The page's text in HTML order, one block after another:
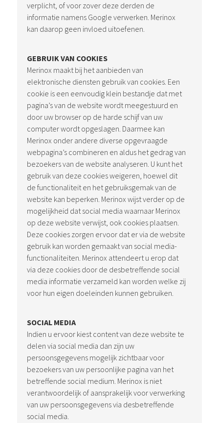
verplicht, of voor zover deze derden de
informatie namens Google verwerken. Merinox
kan daarop geen invloed uitoefenen.
GEBRUIK VAN COOKIES
Merinox maakt bij het aanbieden van
elektronische diensten gebruik van cookies. Een
cookie is een eenvoudig klein bestandje dat met
pagina’s van de website wordt meegestuurd en
door uw browser op de harde schijf van uw
computer wordt opgeslagen. Daarmee kan
Merinox onder andere diverse opgevraagde
webpagina’s combineren en aldus het gedrag van
bezoekers van de website analyseren. U kunt het
gebruik van deze cookies weigeren, hoewel dit
de functionaliteit en het gebruiksgemak van de
website kan beperken. Merinox wijst verder op de
mogelijkheid dat social media waarnaar Merinox
op deze website verwijst, ook cookies plaatsen.
Deze cookies zorgen ervoor dat er via de website
gebruik kan worden gemaakt van social media-
functionaliteiten. Merinox attendeert u erop dat
via deze cookies door de desbetreffende social
media informatie verzameld kan worden welke zij
voor hun eigen doeleinden kunnen gebruiken.
SOCIAL MEDIA
Indien u ervoor kiest content van deze website te
delen via social media dan zijn uw
persoonsgegevens mogelijk zichtbaar voor
bezoekers van uw persoonlijke pagina van het
betreffende social medium. Merinox is niet
verantwoordelijk of aansprakelijk voor verwerking
van uw persoonsgegevens via desbetreffende
social media.